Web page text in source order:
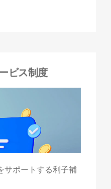
ビス制度
サポートする利子補